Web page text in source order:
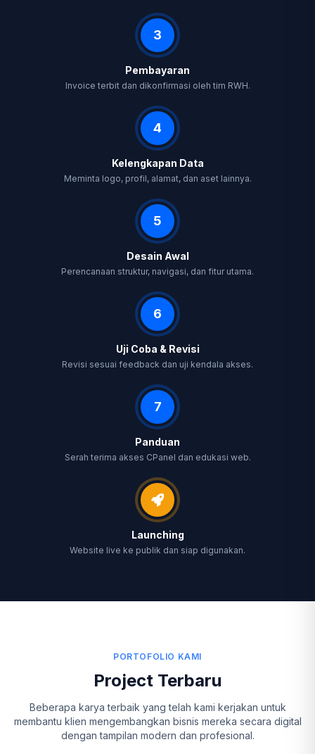
3
Pembayaran
Invoice terbit dan dikonfirmasi oleh tim RWH.
4
Kelengkapan Data
Meminta logo, profil, alamat, dan aset lainnya.
5
Desain Awal
Perencanaan struktur, navigasi, dan fitur utama.
6
Uji Coba & Revisi
Revisi sesuai feedback dan uji kendala akses.
7
Panduan
Serah terima akses CPanel dan edukasi web.
Launching
Website live ke publik dan siap digunakan.
PORTOFOLIO KAMI
Project Terbaru
Beberapa karya terbaik yang telah kami kerjakan untuk
membantu klien mengembangkan bisnis mereka secara digital
dengan tampilan modern dan profesional.